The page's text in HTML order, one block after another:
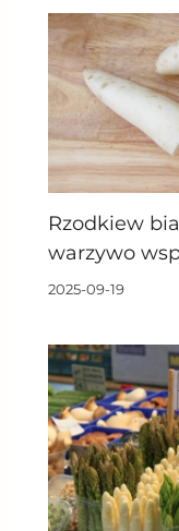
Rzodkiew
warzywo
2025-09-19